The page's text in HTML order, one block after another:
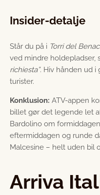
Insider-detalje
Står du på i Torri del
ved mindre holdepladser,
richiesta”. Hiv hånden ud i
turister.
Konklusion: ATV-appen
billet gør det legende let
Bardolino om
eftermiddagen og runde
Malcesine – helt uden bil
Arriva